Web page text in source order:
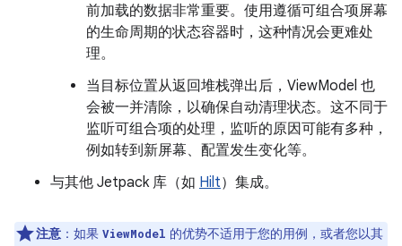
前加载的数据非常重要。使用遵循可组合项屏幕
的生命周期的状态容器时，这种情况会更难处
理。
当目标位置从返回堆栈弹出后，ViewModel 也
会被一并清除，以确保自动清理状态。这不同于
监听可组合项的处理，监听的原因可能有多种，
例如转到新屏幕、配置发生变化等。
与其他 Jetpack 库（如 Hilt）集成。
注意 ：如果 ViewModel 的优势不适用于您的用例，或者您以其